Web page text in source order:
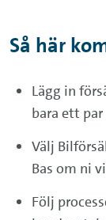
Så här
Lägg in
bara ett
Välj
Bas om ni
Följ